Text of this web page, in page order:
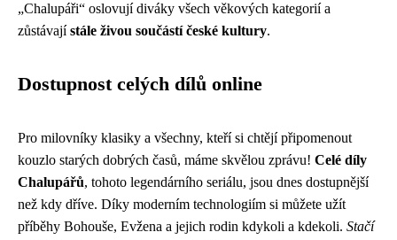
„Chalupáři“ oslovují diváky všech věkových kategorií a
zůstávajístále živou součástí české kultury.
Dostupnost celých dílů online
Pro milovníky klasiky a všechny, kteří si chtějí připomenout
kouzlo starých dobrých časů, máme skvělou zprávu! Celé díly
Chalupářů, tohoto legendárního seriálu, jsou dnes dostupnější
než kdy dříve. Díky moderním technologiím si můžete užít
příběhy Bohouše, Evžena a jejich rodin kdykoli a kdekoli. Stačí